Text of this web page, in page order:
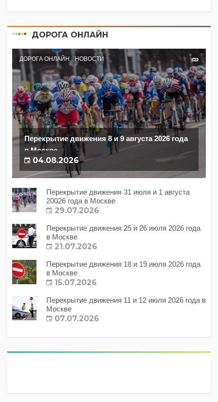
ДОРОГА ОНЛАЙН
ДОРОГА ОНЛАЙН НОВОСТИ
Перекрытие движения 8 и 9 августа 2026 года
в Москве
04.08.2026
Перекрытие движения 31 июля и 1 августа
20026 года в Москве
29.07.2026
Перекрытие движения 25 и 26 июля 2026 года
в Москве
21.07.2026
Перекрытие движения 18 и 19 июля 2026 года
в Москве
15.07.2026
Перекрытие движения 11 и 12 июля 2026 года в
Москве
07.07.2026